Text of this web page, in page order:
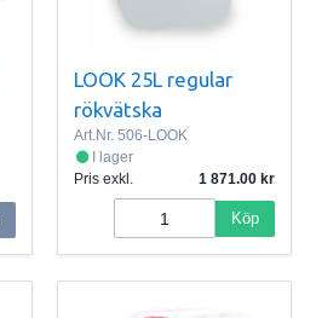
LOOK 25L regular
rökvätska
Art.Nr. 506-LOOK
I lager
Pris exkl.
1 871.00
Köp